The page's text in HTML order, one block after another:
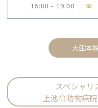
16:00 - 19:00
大田本
スペシャリ
上池台動物病